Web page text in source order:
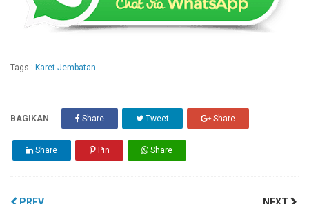
Tags : Karet Jembatan
BAGIKAN Share Tweet Share
Share Pin Share